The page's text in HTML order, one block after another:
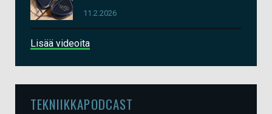
11.2.2026
Lisää videoita
TEKNIIKKAPODCAST